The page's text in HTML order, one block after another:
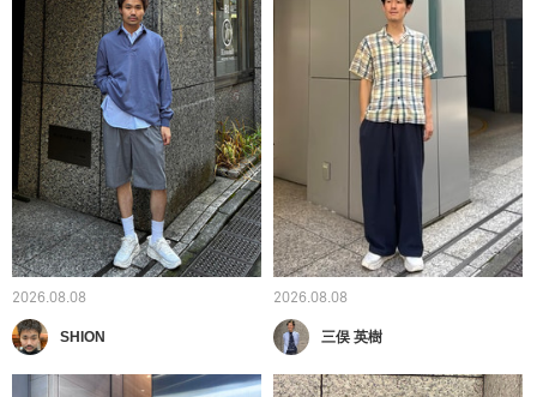
2026.08.08
SHION
2026.08.08
三俣 英樹